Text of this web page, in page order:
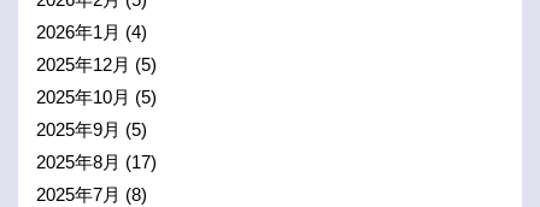
2026年1月 (4)
2025年12月 (5)
2025年10月 (5)
2025年9月 (5)
2025年8月 (17)
2025年7月 (8)